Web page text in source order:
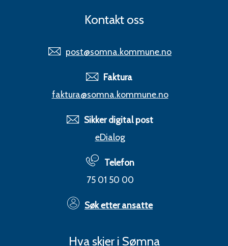
Kontakt oss
post@somna.kommune.no
Faktura
faktura@somna.kommune.no
Sikker digital post
eDialog
Telefon
75 01 50 00
Søk etter ansatte
Hva skjer i Sømna